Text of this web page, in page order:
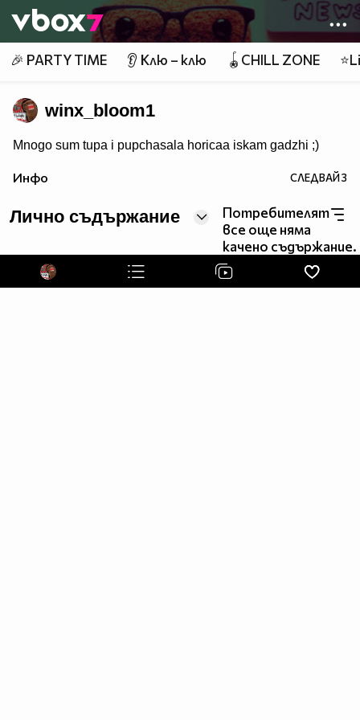
👾
🎉 PARTY TIME 👂 Клю – клю 🪀CHILL ZONE
winx_bloom1
Mnogo sum tupa i pupchasala horicaa iskam gadzhi ;)
Инфо СЛЕДВАЙ3
Лично съдържание
Потребителят
все още няма
качено съдържание.